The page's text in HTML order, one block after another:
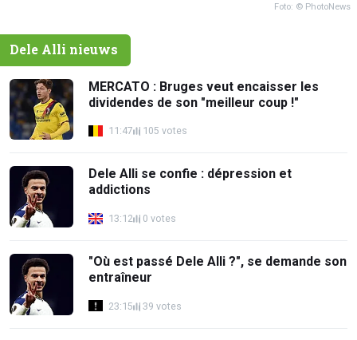
Foto: © PhotoNews
Dele Alli nieuws
MERCATO : Bruges veut encaisser les
dividendes de son "meilleur coup !"
11:47 105 votes
Dele Alli se confie : dépression et
addictions
13:12 0 votes
"Où est passé Dele Alli ?", se demande son
entraîneur
23:15 39 votes